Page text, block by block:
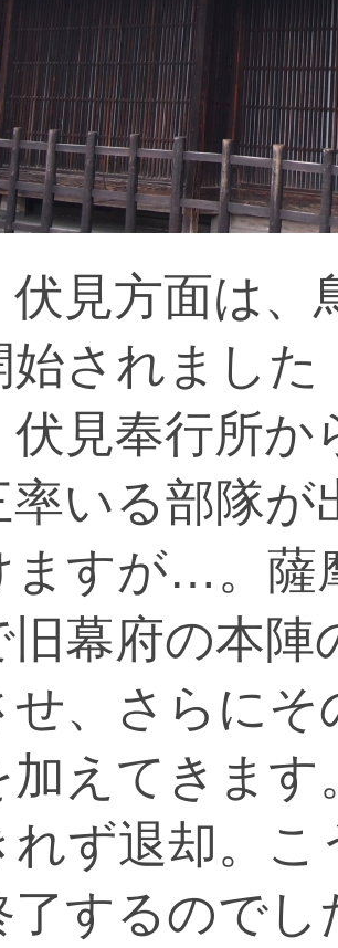
伏見方面は、
始されまし
伏見奉行所か
率いる部隊が
ますが…。薩
旧幕府の本陣
せ、さらに
加えてきま
れず退却。
了するのでし